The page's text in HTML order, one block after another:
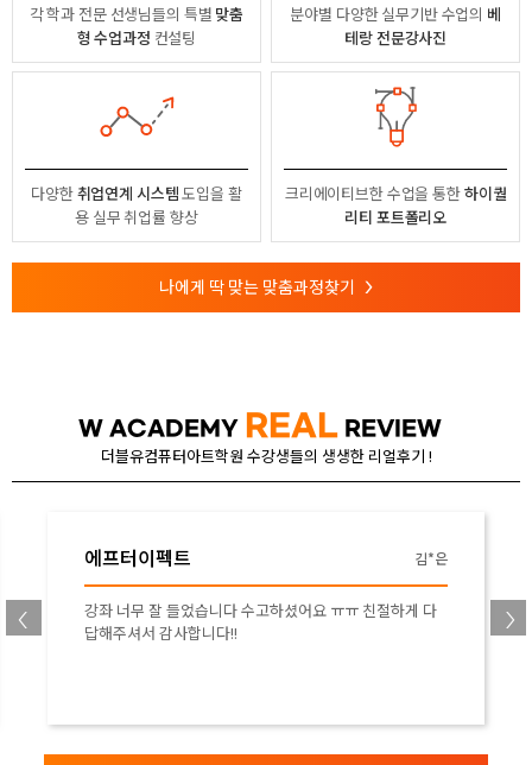
각 학과 전문 선생님들의 특별 맞춤
형 수업과정 컨설팅
분야별 다양한 실무기반 수업의 베
테랑 전문강사진
다양한취업연계 시스템도입을 활
용실무 취업률 향상
크리에이티브한 수업을 통한하이퀄
리티 포트폴리오
나에게 딱 맞는 맞춤과정찾기 >
W ACADEMY REAL REVIEW
더블유컴퓨터아트학원 수강생들의 생생한 리얼후기 !
에프터이펙트 김*은
강좌 너무 잘 들었습니다 수고하셨어요 ㅠㅠ 친절하게 다
답해주셔서 감사합니다!!